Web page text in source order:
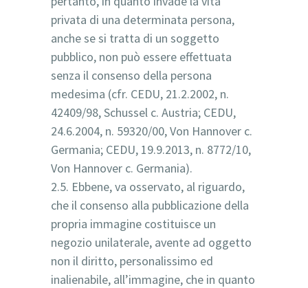
privata di una determinata persona,
anche se si tratta di un soggetto
pubblico, non può essere effettuata
senza il consenso della persona
medesima (cfr. CEDU, 21.2.2002, n.
42409/98, Schussel c. Austria; CEDU,
24.6.2004, n. 59320/00, Von Hannover c.
Germania; CEDU, 19.9.2013, n. 8772/10,
Von Hannover c. Germania).
2.5. Ebbene, va osservato, al riguardo,
che il consenso alla pubblicazione della
propria immagine costituisce un
negozio unilaterale, avente ad oggetto
non il diritto, personalissimo ed
inalienabile, all’immagine, che in quanto